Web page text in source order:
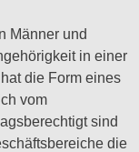
Männer und
in einer
die Form eines
vom
sind
die